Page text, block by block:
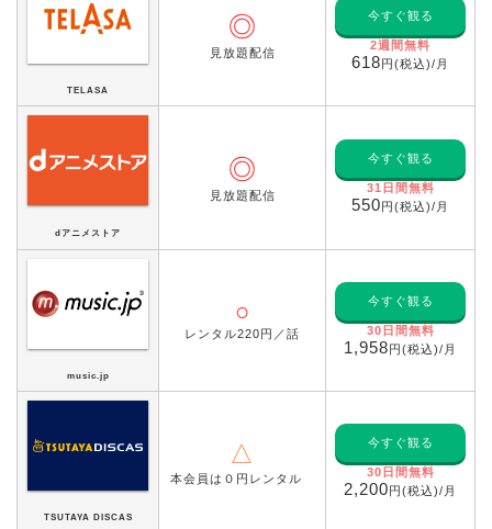
TELASA
◎
見放題配信
今すぐ観る
2週間無料
618円(税込)/月
dアニメストア
◎
見放題配信
今すぐ観る
31日間無料
550円(税込)/月
music.jp
○
レンタル220円／話
今すぐ観る
30日間無料
1,958円(税込)/月
TSUTAYA DISCAS
△
本会員は０円レンタル
今すぐ観る
30日間無料
2,200円(税込)/月